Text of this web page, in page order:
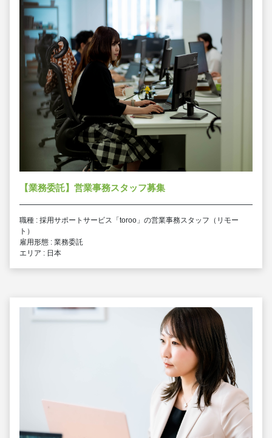
【業務委託】営業事務スタッフ募集
職種 : 採用サポートサービス「toroo」の営業事務スタッフ（リモー
ト）
雇用形態 : 業務委託
エリア : 日本